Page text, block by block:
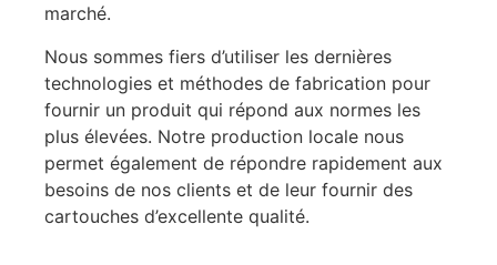
marché.
Nous sommes fiers d’utiliser les dernières
technologies et méthodes de fabrication pour
fournir un produit qui répond aux normes les
plus élevées. Notre production locale nous
permet également de répondre rapidement aux
besoins de nos clients et de leur fournir des
cartouches d’excellente qualité.